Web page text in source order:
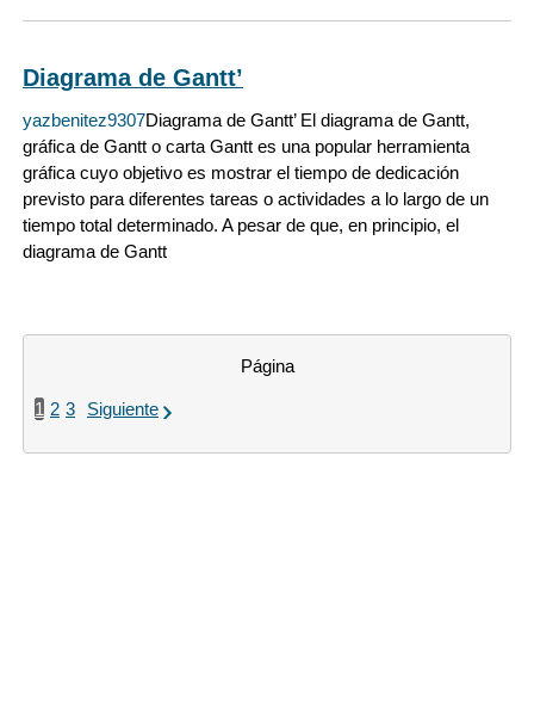
Diagrama de Gantt’
yazbenitez9307Diagrama de Gantt’ El diagrama de Gantt,
gráfica de Gantt o carta Gantt es una popular herramienta
gráfica cuyo objetivo es mostrar el tiempo de dedicación
previsto para diferentes tareas o actividades a lo largo de un
tiempo total determinado. A pesar de que, en principio, el
diagrama de Gantt
Página
1 2 3 Siguiente